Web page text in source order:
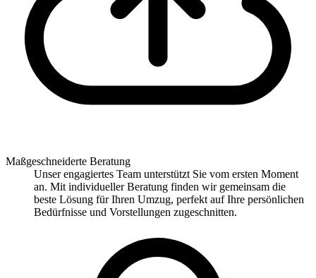
Maßgeschneiderte Beratung
Unser engagiertes Team unterstützt Sie vom ersten Moment
an. Mit individueller Beratung finden wir gemeinsam die
beste Lösung für Ihren Umzug, perfekt auf Ihre persönlichen
Bedürfnisse und Vorstellungen zugeschnitten.